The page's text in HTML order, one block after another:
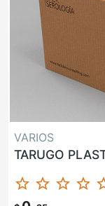
VARIOS
TARUGO
star_border star_border star_border star_border